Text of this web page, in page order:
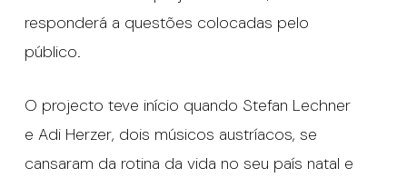
responderá a questões colocadas pelo
público.
O projecto teve início quando Stefan Lechner
e Adi Herzer, dois músicos austríacos, se
cansaram da rotina da vida no seu país natal e